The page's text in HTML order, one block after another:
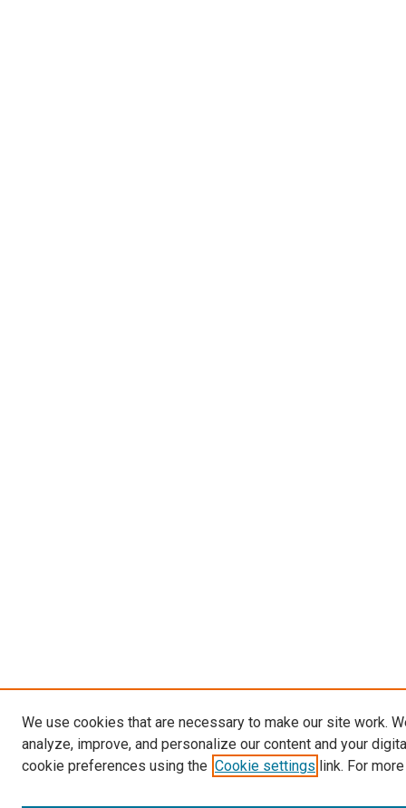
We use cookies that are necessary to make our site work.
analyze, improve, and personalize our content and your
cookie preferences using the Cookie settings link. For